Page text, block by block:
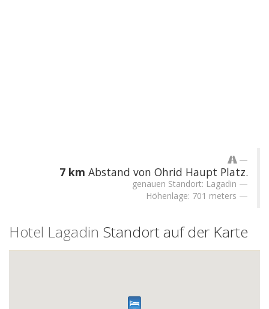
7 km Abstand von Ohrid Haupt Platz.
genauen Standort: Lagadin
Höhenlage: 701 meters
Hotel Lagadin Standort auf der Karte